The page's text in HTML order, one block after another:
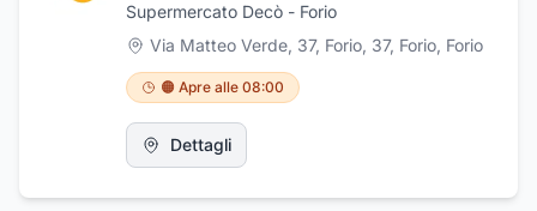
Supermercato Decò - Forio
Via Matteo Verde, 37, Forio, 37, Forio, Forio
🟠 Apre alle 08:00
Dettagli